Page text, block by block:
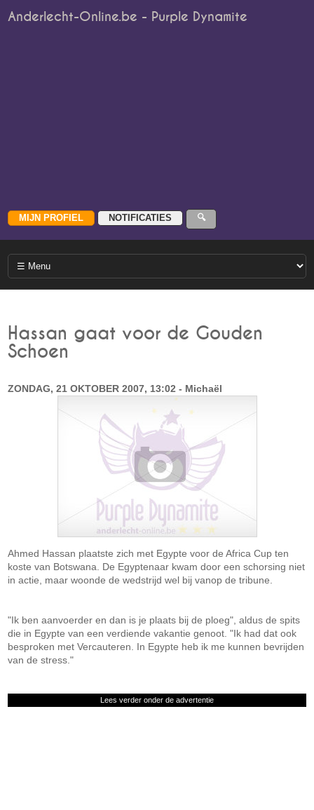
Anderlecht-Online.be - Purple Dynamite
Hassan gaat voor de Gouden
Schoen
ZONDAG, 21 OKTOBER 2007, 13:02 - Michaël
Ahmed Hassan plaatste zich met Egypte voor de Africa Cup ten
koste van Botswana. De Egyptenaar kwam door een schorsing niet
in actie, maar woonde de wedstrijd wel bij vanop de tribune.
"Ik ben aanvoerder en dan is je plaats bij de ploeg", aldus de spits
die in Egypte van een verdiende vakantie genoot. "Ik had dat ook
besproken met Vercauteren. In Egypte heb ik me kunnen bevrijden
van de stress."
Lees verder onder de advertentie